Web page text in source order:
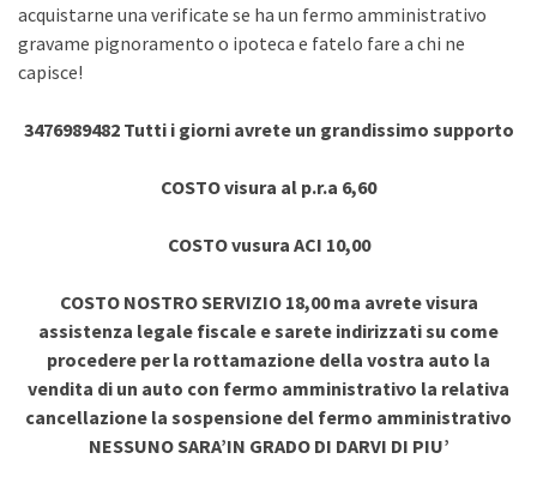
acquistarne una verificate se ha un fermo amministrativo
gravame pignoramento o ipoteca e fatelo fare a chi ne
capisce!
3476989482 Tutti i giorni avrete un grandissimo supporto
COSTO visura al p.r.a 6,60
COSTO vusura ACI 10,00
COSTO NOSTRO SERVIZIO 18,00 ma avrete visura
assistenza legale fiscale e sarete indirizzati su come
procedere per la rottamazione della vostra auto la
vendita di un auto con fermo amministrativo la relativa
cancellazione la sospensione del fermo amministrativo
NESSUNO SARA’IN GRADO DI DARVI DI PIU’